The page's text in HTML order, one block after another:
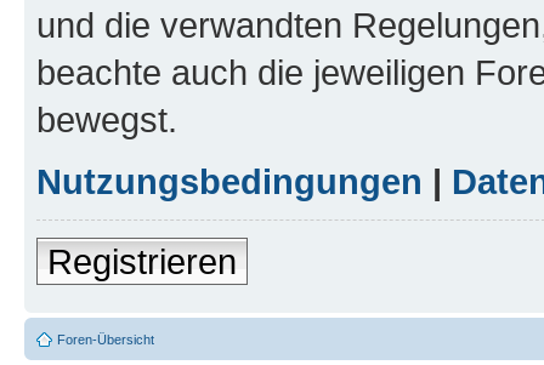
und die verwandten
beachte auch die jeweiligen
bewegst.
Nutzungsbedingungen |
Registrieren
Foren-Übersicht